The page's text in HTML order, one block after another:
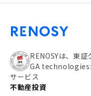
RENOSYは、東
GA technologies
サービス
不動産投資